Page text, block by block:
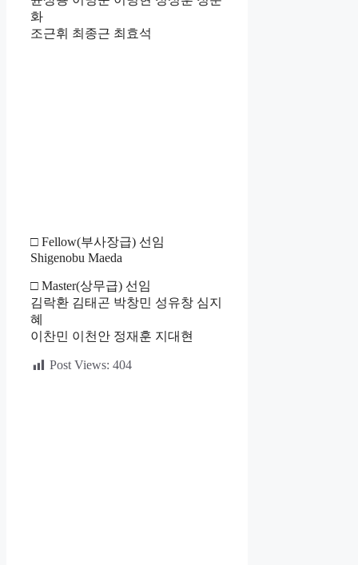
화
조근휘 최종근 최효석
□ Fellow(부사장급) 선임
Shigenobu Maeda
□ Master(상무급) 선임
김락환 김태곤 박창민 성유창 심지
혜
이찬민 이천안 정재훈 지대현
Post Views: 404